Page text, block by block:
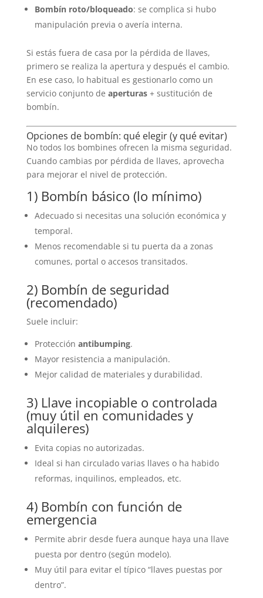
Bombín roto/bloqueado: se complica si hubo
manipulación previa o avería interna.
Si estás fuera de casa por la pérdida de llaves,
primero se realiza la apertura y después el cambio.
En ese caso, lo habitual es gestionarlo como un
servicio conjunto de aperturas+ sustitución de
bombín.
Opciones de bombín: qué elegir (y qué evitar)
No todos los bombines ofrecen la misma seguridad.
Cuando cambias por pérdida de llaves, aprovecha
para mejorar el nivel de protección.
1) Bombín básico (lo mínimo)
Adecuado si necesitas una solución económica y
temporal.
Menos recomendable si tu puerta da a zonas
comunes, portal o accesos transitados.
2) Bombín de seguridad
(recomendado)
Suele incluir:
Protección antibumping.
Mayor resistencia a manipulación.
Mejor calidad de materiales y durabilidad.
3) Llave incopiable o controlada
(muy útil en comunidades y
alquileres)
Evita copias no autorizadas.
Ideal si han circulado varias llaves o ha habido
reformas, inquilinos, empleados, etc.
4) Bombín con función de
emergencia
Permite abrir desde fuera aunque haya una llave
puesta por dentro (según modelo).
Muy útil para evitar el típico “llaves puestas por
dentro”.